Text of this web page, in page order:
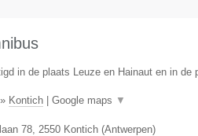
in de plaats Leuze en Hainaut en in de
Kontich| Google maps ▼
78, 2550 Kontich(Antwerpen)